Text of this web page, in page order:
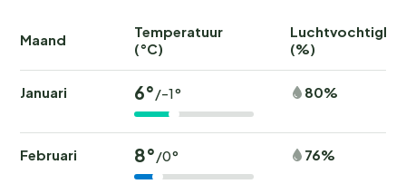
Maand
Temperatuur
(°C)
(%)
Januari 6°/-1° 80%
Februari 8°/0° 76%